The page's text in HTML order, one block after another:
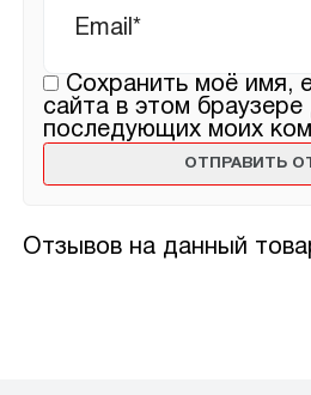
Отзывов на данный
Сохранить моё имя,
сайта в этом браузере
последующих моих